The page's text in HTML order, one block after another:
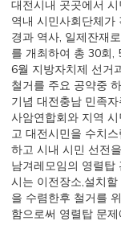
대전시내 곳곳에서
역내 시민사회단체가
경과 역사, 일제잔재
를 개최하여 총 30회,
6월 지방자치제 선거
철거를 주요 공약중
기념 대전충남 민족
사암연합회와 지역
고 대전시민을 수치
하고 시내 시민 선전
남겨레모임의 영렬탑
시는 이전장소,설치
을 수렴한후 철거를
함으로써 영렬탑 문